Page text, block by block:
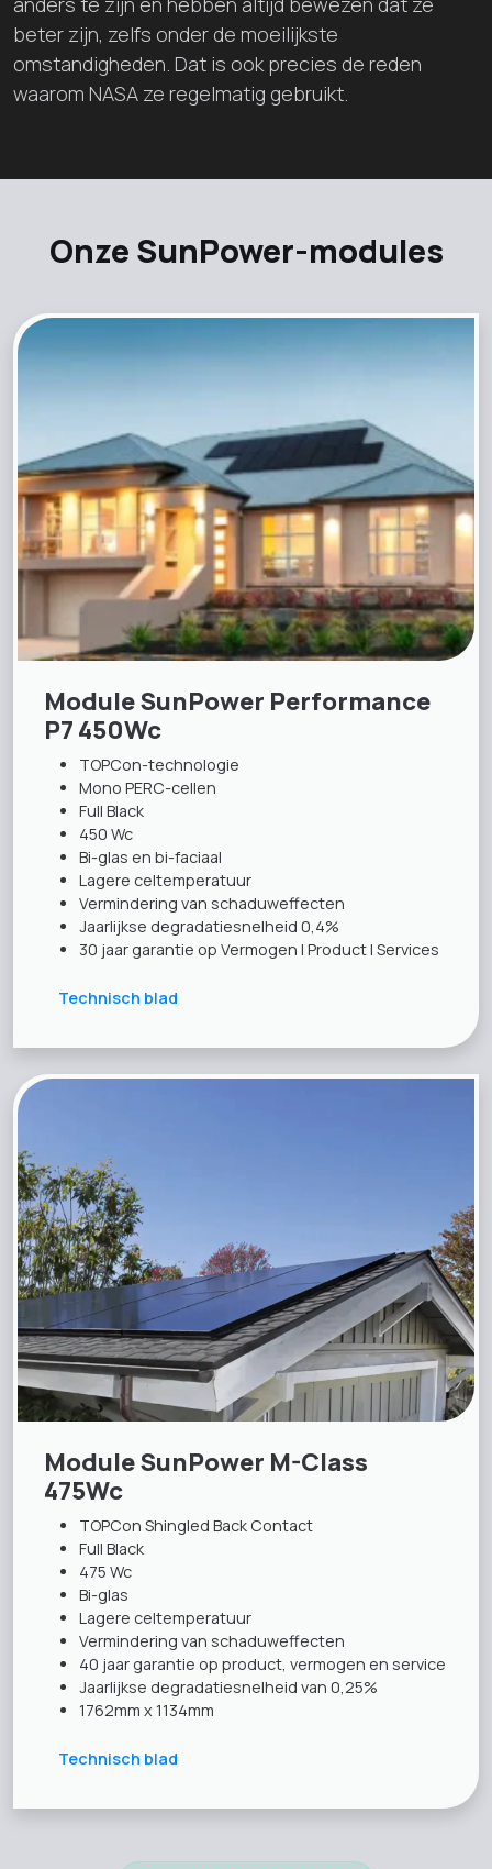
beter zijn, zelfs onder de moeilijkste
omstandigheden. Dat is ook precies de reden
waarom NASA ze regelmatig gebruikt.
Onze SunPower-modules
Module SunPower Performance
P7 450Wc
TOPCon-technologie
Mono PERC-cellen
Full Black
450 Wc
Bi-glas en bi-faciaal
Lagere celtemperatuur
Vermindering van schaduweffecten
Jaarlijkse degradatiesnelheid 0,4%
30 jaar garantie op Vermogen | Product | Services
Technisch blad
Module SunPower M-Class
475Wc
TOPCon Shingled Back Contact
Full Black
475 Wc
Bi-glas
Lagere celtemperatuur
Vermindering van schaduweffecten
40 jaar garantie op product, vermogen en service
Jaarlijkse degradatiesnelheid van 0,25%
1762mm x 1134mm
Technisch blad